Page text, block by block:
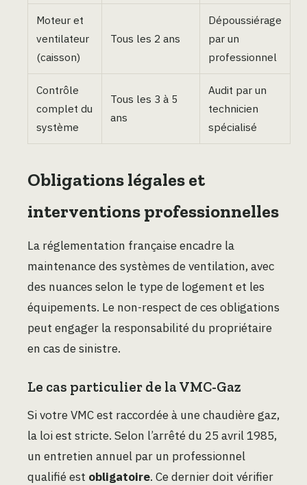
Moteur et
ventilateur
(caisson)
Tous les 2 ans
Dépoussiérage
par un
professionnel
Contrôle
complet du
système
Tous les 3 à 5
ans
Audit par un
technicien
spécialisé
Obligations légales et
interventions professionnelles
La réglementation française encadre la
maintenance des systèmes de ventilation, avec
des nuances selon le type de logement et les
équipements. Le non-respect de ces obligations
peut engager la responsabilité du propriétaire
en cas de sinistre.
Le cas particulier de la VMC-Gaz
Si votre VMC est raccordée à une chaudière gaz,
la loi est stricte. Selon l’arrêté du 25 avril 1985,
un entretien annuel par un professionnel
qualifié est obligatoire. Ce dernier doit vérifier